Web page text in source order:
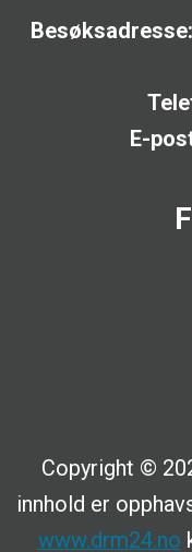
Besøksadresse:
E-
Copyright ©
innhold er
www.drm24.no